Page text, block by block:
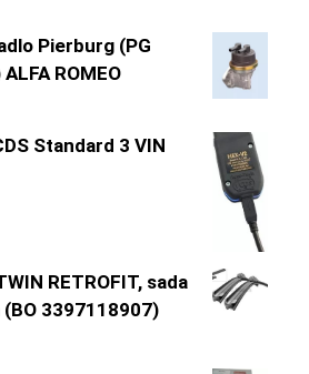
Pierburg (PG
ROMEO
Standard 3 VIN
RETROFIT, sada
(BO 3397118907)